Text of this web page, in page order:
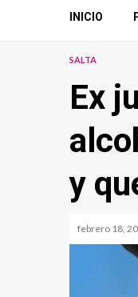
INICIO
SALTA
Ex
y
febrero 18,